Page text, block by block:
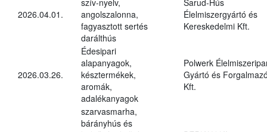
2026.04.01.
angolszalonna,
fagyasztott sertés
darálthús
Élelmiszergyártó és
Kereskedelmi Kft.
2026.03.26.
Édesipari
alapanyagok,
késztermékek,
aromák,
adalékanyagok
Polwerk
Gyártó és
Kft.
szarvasmarha,
bárányhús és